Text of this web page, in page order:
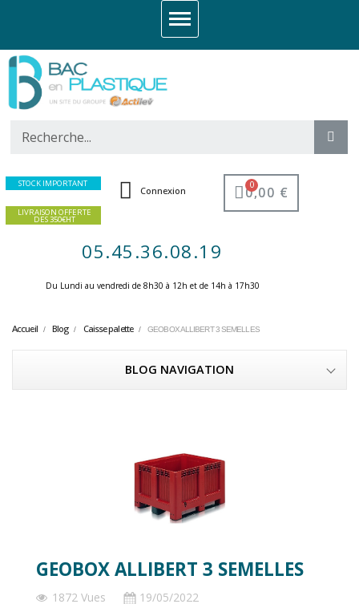
STOCK IMPORTANT
LIVRAISON OFFERTE
DES 350€HT
Connexion 0,00 €
05.45.36.08.19
Du Lundi au vendredi de 8h30 à 12h et de 14h à 17h30 ​
Accueil Blog Caisse palette GEOBOX ALLIBERT 3 SEMELLES
BLOG NAVIGATION
GEOBOX ALLIBERT 3 SEMELLES
1872 Vues 19/05/2022